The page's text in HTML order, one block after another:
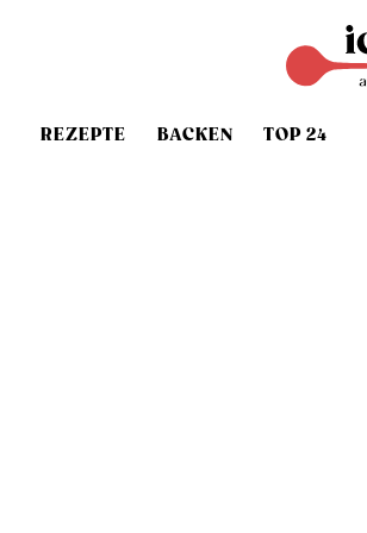
REZEPTE BACKEN TOP 24